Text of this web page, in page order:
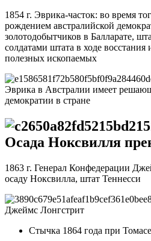
1854 г. Эврика-часток: во время
рождением австралийской
золотодобытчиков в Балларате,
солдатами штата в ходе
полезных ископаемых
Эврика в Австралии имеет
демократии в стране
Осада Ноксвилля
1863 г. Генерал Конфедерации
осаду Ноксвилла, штат Теннесси
Джеймс Лонгстрит
Стычка 1864 года при